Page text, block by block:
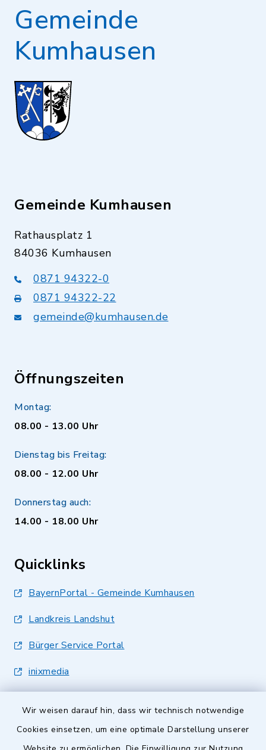
Wir weisen darauf hin, dass wir technisch notwendige
Cookies einsetzen, um eine optimale Darstellung unserer
Gemeinde
Kumhausen
Gemeinde Kumhausen
Rathausplatz 1
84036 Kumhausen
0871 94322-0
0871 94322-22
gemeinde@kumhausen.de
Öffnungszeiten
Montag:
08.00 - 13.00 Uhr
Dienstag bis Freitag:
08.00 - 12.00 Uhr
Donnerstag auch:
14.00 - 18.00 Uhr
Quicklinks
BayernPortal - Gemeinde Kumhausen
Landkreis Landshut
Bürger Service Portal
inixmedia